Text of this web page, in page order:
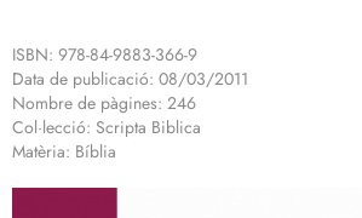
ISBN: 978-84-9883-366-9
Data de publicació: 08/03/2011
Nombre de pàgines: 246
Col·lecció: Scripta Biblica
Matèria: Bíblia